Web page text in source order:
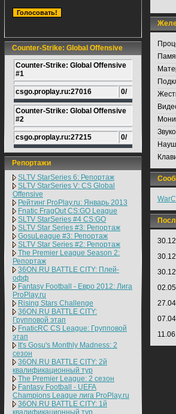
Counter-Strike: Global Offensive
Counter-Strike: Global Offensive
#1
csgo.proplay.ru:27016 0/
Counter-Strike: Global Offensive
#2
csgo.proplay.ru:27215 0/
Репортажи
SLTV StarSeries 6: Репортаж
SLTV StarSeries V: CS Global
Offensive
Рейтинг ProPlay.ru: Январь 2013
Fnatic FragOut CS:GO League
SLTV StarSeries #4 CS:GO
SLTV Star Series #3: Репортаж
GosuLeague #3: Репортаж
SLTV Star Series #2: Репортаж
The Premier League Season 2:
Репортаж
36ON.RU BATTLE CITY: Плей-
офф
Fantasy Football - Евро 2012: Лига
ProPlay.ru
Rising Stars Challenge
36ON.RU BATTLE CITY:
Групповой этап
FnaticRC CS League: Групповой
этап
It's Gosu's Monthly Madness: 2
сезон
36ON.RU BATTLE CITY: 2й
квалификационный тур
The Premier League: 2 cезон
Fantasy Football - UEFA
Champions League лига ProPlay.ru
36ON.RU BATTLE CITY: 1й
квалификационный тур